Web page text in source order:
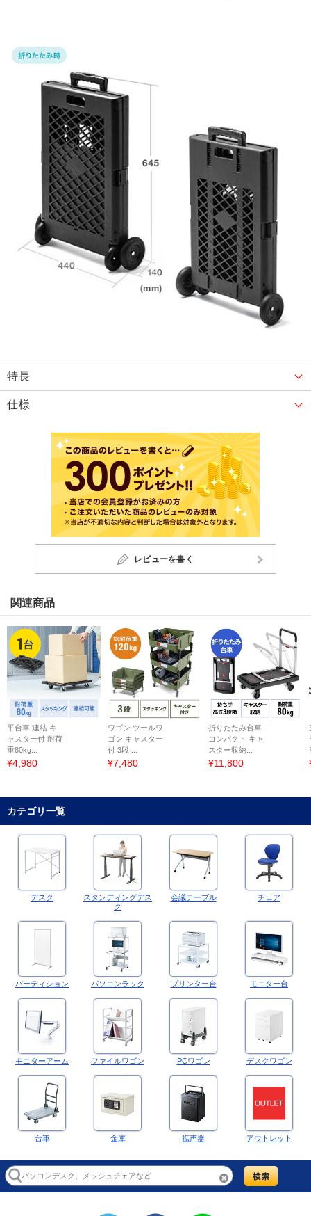
特長
仕様
レビューを書く
関連商品
平台車 連結 キ
ャスター付 耐荷
重80kg...
¥4,980
ワゴン ツールワ
ゴン キャスター
付 3段 ...
¥7,480
折りたたみ台車
コンパクト キャ
スター収納...
¥11,800
カテゴリ一覧
デスク
スタンディングデス
ク
会議テーブル チェア
パーティション パソコンラック プリンター台 モニター台
モニターアーム ファイルワゴン PCワゴン デスクワゴン
台車 金庫 拡声器 アウトレット